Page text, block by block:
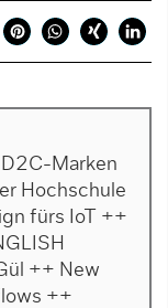
Marken
Hochschule
fürs IoT ++
++ New
++